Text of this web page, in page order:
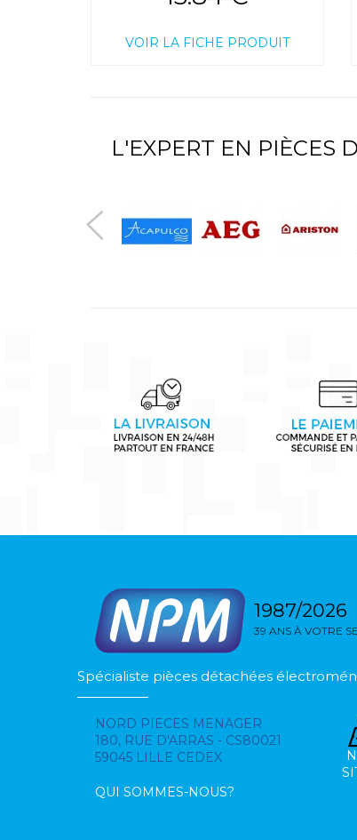
VOIR LA FICHE PRODUIT
L'EXPERT EN PIÈCES
1987/2026
39 ANS À VOTRE
Spécialiste pièces détachées
NORD PIECES MENAGER
180, RUE D'ARRAS - CS80021
59045 LILLE CEDEX
QUI SOMMES-NOUS?